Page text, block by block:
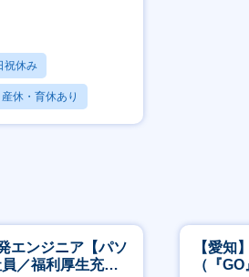
祝休み
産休・育休あり
エンジニア【パソ
／福利厚生充実
【愛知
（『